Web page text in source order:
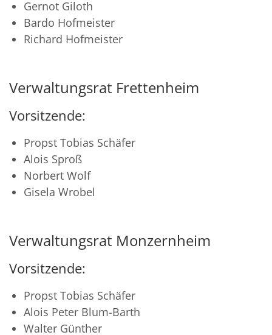
Gernot Giloth
Bardo Hofmeister
Richard Hofmeister
Verwaltungsrat Frettenheim
Vorsitzende:
Propst Tobias Schäfer
Alois Sproß
Norbert Wolf
Gisela Wrobel
Verwaltungsrat Monzernheim
Vorsitzende:
Propst Tobias Schäfer
Alois Peter Blum-Barth
Walter Günther